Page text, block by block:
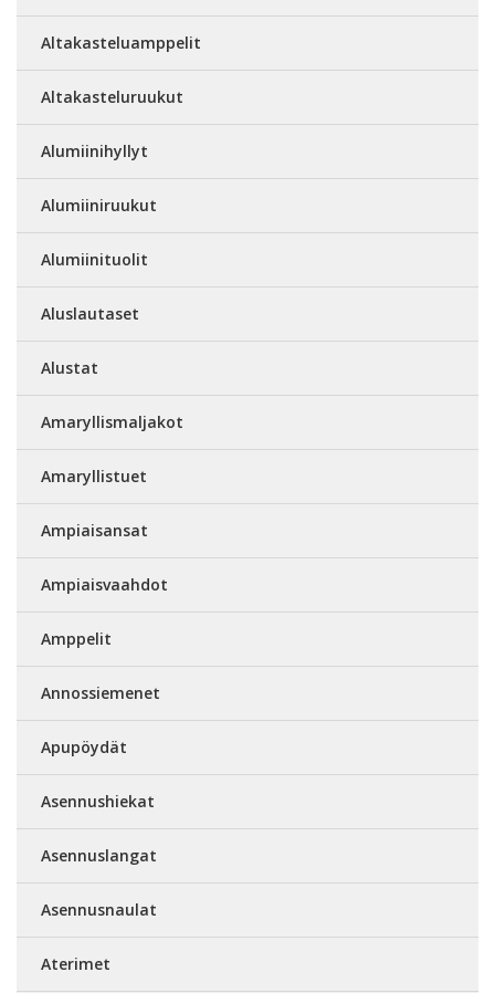
Altakasteluamppelit
Altakasteluruukut
Alumiinihyllyt
Alumiiniruukut
Alumiinituolit
Aluslautaset
Alustat
Amaryllismaljakot
Amaryllistuet
Ampiaisansat
Ampiaisvaahdot
Amppelit
Annossiemenet
Apupöydät
Asennushiekat
Asennuslangat
Asennusnaulat
Aterimet